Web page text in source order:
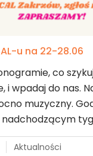
u na 22-28.06
co
i wpadaj do nas.
muzyczny.
Aktualności